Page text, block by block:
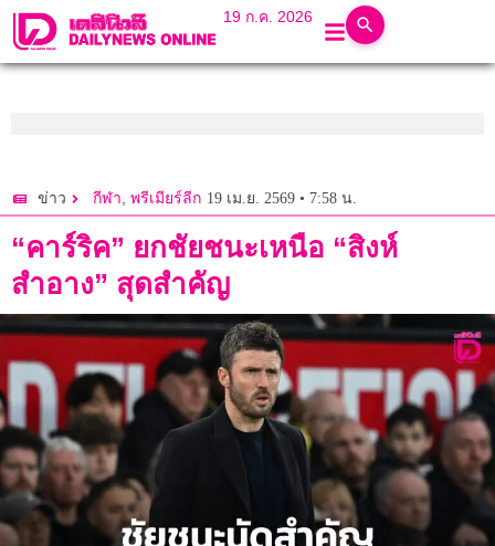
19 ก.ค. 2026
ข่าว กีฬา, พรีเมียร์ลีก 19 เม.ย. 2569 • 7:58 น.
“คาร์ริค” ยกชัยชนะเหนือ “สิงห์
สำอาง” สุดสำคัญ